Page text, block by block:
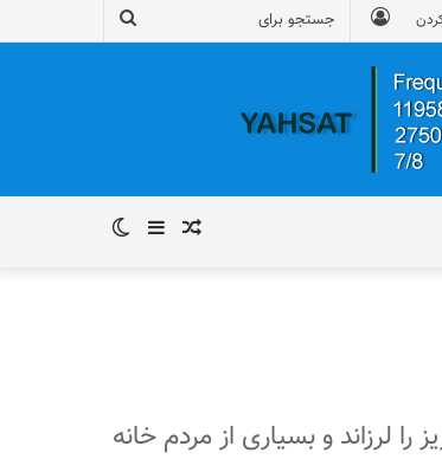
سایدبار نوشته
تبریز را لرزاند و بسیاری از مردم خانه